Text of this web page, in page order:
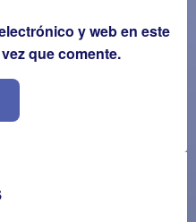
y web en este
que comente.